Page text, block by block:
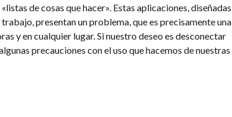
de cosas que hacer». Estas aplicaciones, diseñadas
presentan un problema, que es precisamente una
y en cualquier lugar. Si nuestro deseo es desconectar
precauciones con el uso que hacemos de nuestras